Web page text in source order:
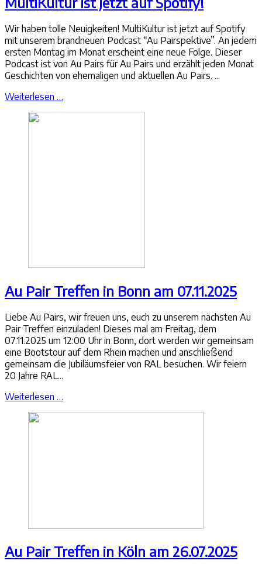
Wir haben tolle Neuigkeiten! MultiKultur ist jetzt auf Spotify
mit unserem brandneuen Podcast “Au Pairspektive”. An jedem
ersten Montag im Monat erscheint eine neue Folge. Dieser
Podcast ist von Au Pairs für Au Pairs und erzählt jeden Monat
Geschichten von ehemaligen und aktuellen Au Pairs. ...
Weiterlesen …
Au Pair Treffen in Bonn am 07.11.2025
Liebe Au Pairs, wir freuen uns, euch zu unserem nächsten Au
Pair Treffen einzuladen! Dieses mal am Freitag, dem
07.11.2025 um 12:00 Uhr in Bonn, dort werden wir gemeinsam
eine Bootstour auf dem Rhein machen und anschließend
gemeinsam die Jubiläumsfeier von RAL besuchen. Wir feiern
20 Jahre RAL...
Weiterlesen …
Au Pair Treffen in Köln am 26.07.2025